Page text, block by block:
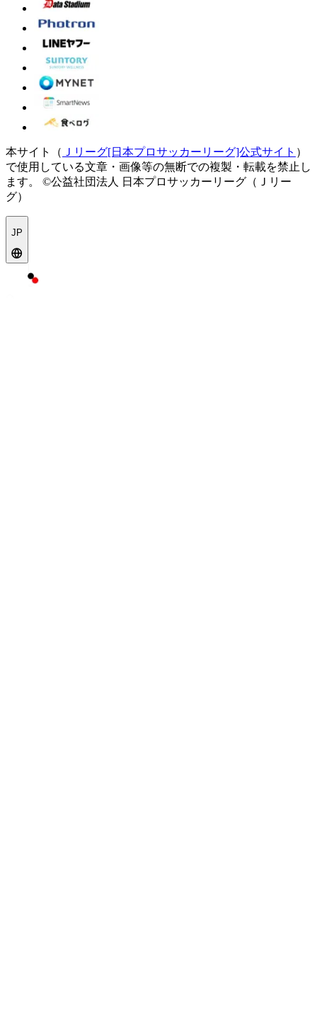
本サイト（ Ｊリーグ[日本プロサッカーリーグ]公式サイト ）
で使用している文章・画像等の無断での複製・転載を禁止し
ます。
©公益社団法人 日本プロサッカーリーグ（Ｊリー
グ）
JP